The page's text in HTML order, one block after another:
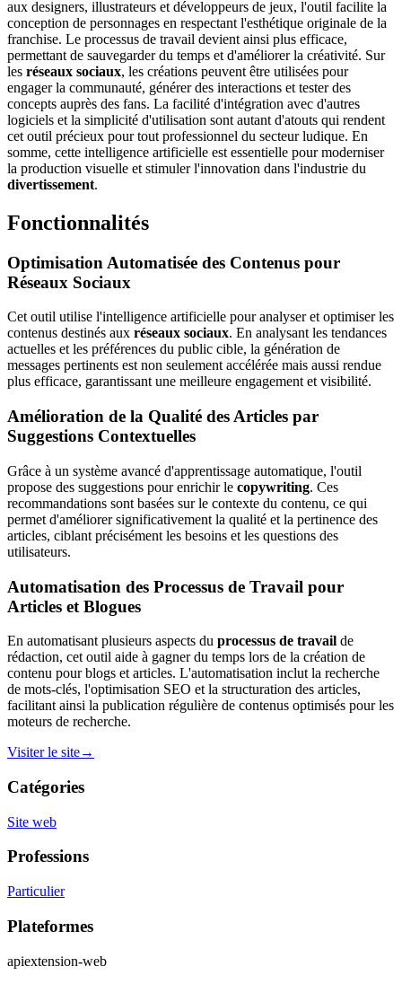
aux designers, illustrateurs et développeurs de jeux, l'outil facilite la
conception de personnages en respectant l'esthétique originale de la
franchise. Le processus de travail devient ainsi plus efficace,
permettant de sauvegarder du temps et d'améliorer la créativité. Sur
les réseaux sociaux, les créations peuvent être utilisées pour
engager la communauté, générer des interactions et tester des
concepts auprès des fans. La facilité d'intégration avec d'autres
logiciels et la simplicité d'utilisation sont autant d'atouts qui rendent
cet outil précieux pour tout professionnel du secteur ludique. En
somme, cette intelligence artificielle est essentielle pour moderniser
la production visuelle et stimuler l'innovation dans l'industrie du
divertissement.
Fonctionnalités
Optimisation Automatisée des Contenus pour
Réseaux Sociaux
Cet outil utilise l'intelligence artificielle pour analyser et optimiser les
contenus destinés aux réseaux sociaux. En analysant les tendances
actuelles et les préférences du public cible, la génération de
messages pertinents est non seulement accélérée mais aussi rendue
plus efficace, garantissant une meilleure engagement et visibilité.
Amélioration de la Qualité des Articles par
Suggestions Contextuelles
Grâce à un système avancé d'apprentissage automatique, l'outil
propose des suggestions pour enrichir le copywriting. Ces
recommandations sont basées sur le contexte du contenu, ce qui
permet d'améliorer significativement la qualité et la pertinence des
articles, ciblant précisément les besoins et les questions des
utilisateurs.
Automatisation des Processus de Travail pour
Articles et Blogues
En automatisant plusieurs aspects du processus de travail de
rédaction, cet outil aide à gagner du temps lors de la création de
contenu pour blogs et articles. L'automatisation inclut la recherche
de mots-clés, l'optimisation SEO et la structuration des articles,
facilitant ainsi la publication régulière de contenus optimisés pour les
moteurs de recherche.
Visiter le site→
Catégories
Site web
Professions
Particulier
Plateformes
apiextension-web